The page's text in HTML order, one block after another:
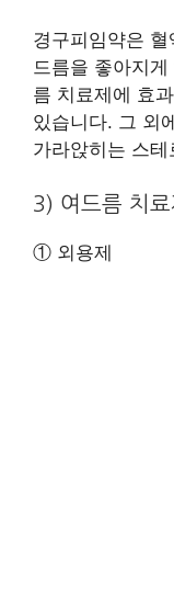
경구피임약은
드름을 좋아지
름 치료제에 효
있습니다. 그 외
가라앉히는 스
3) 여드름 치
① 외용제